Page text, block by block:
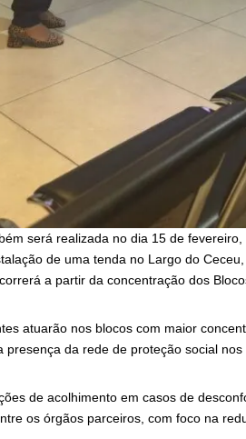
será realizada no dia 15 de
de uma tenda no Largo do
a partir da concentração dos
atuarão nos blocos com maior
presença da rede de proteção social nos
de acolhimento em casos de
os órgãos parceiros, com foco na